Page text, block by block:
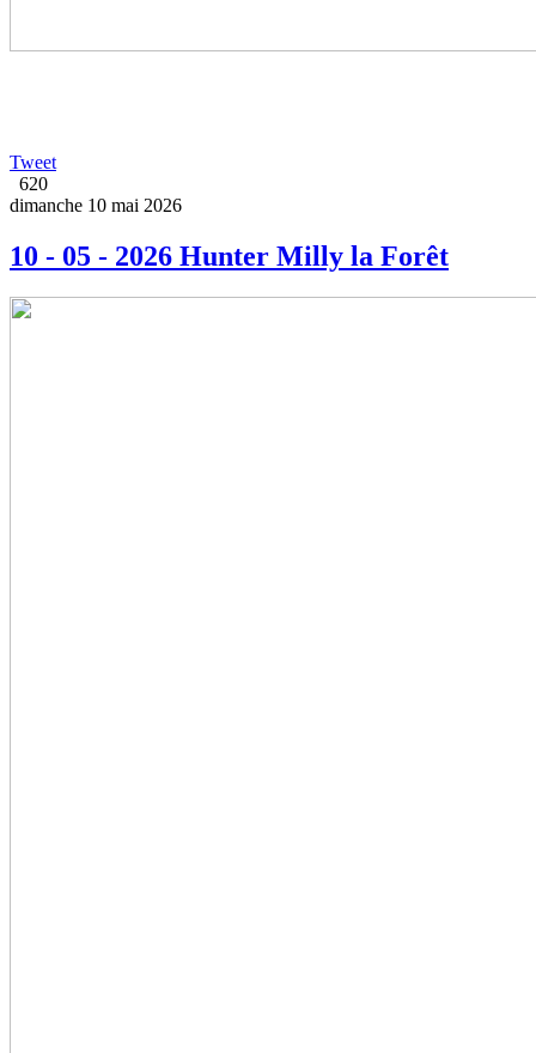
Tweet
620
dimanche 10 mai 2026
10 - 05 - 2026 Hunter Milly la Forêt